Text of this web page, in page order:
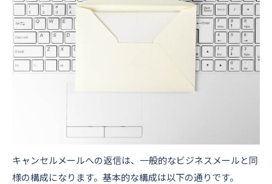
キャンセルメールへの返信は、一般的なビジネスメールと同
様の構成になります。基本的な構成は以下の通りです。